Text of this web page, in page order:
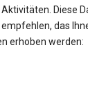
Diese
das
erhoben werden: